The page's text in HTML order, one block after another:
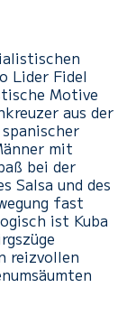
Lider Fidel
Motive
aus der
mit
bei der
Salsa und des
fast
ist Kuba
reizvollen